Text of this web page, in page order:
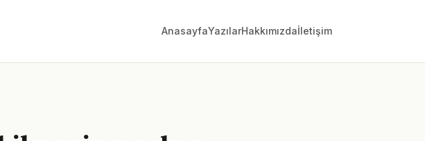
AnasayfaYazılarHakkımızdaİletişim